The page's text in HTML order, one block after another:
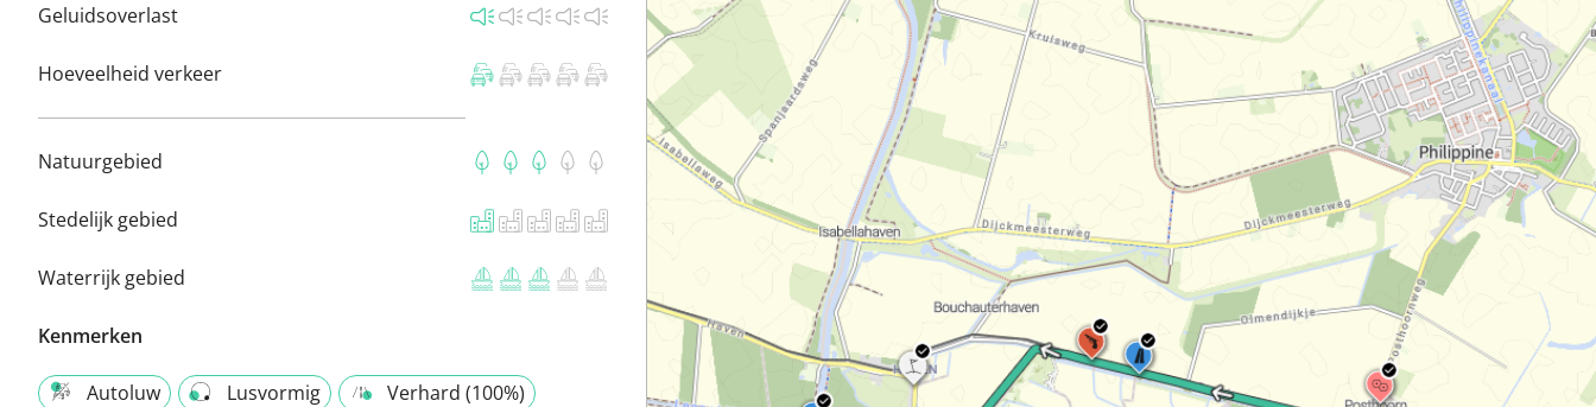
Geluidsoverlast
Hoeveelheid verkeer
Natuurgebied
Stedelijk gebied
Waterrijk gebied
Kenmerken
Autoluw Lusvormig Verhard (100%)